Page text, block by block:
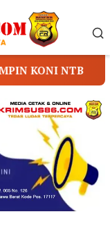
Prof. Dr. Sutan